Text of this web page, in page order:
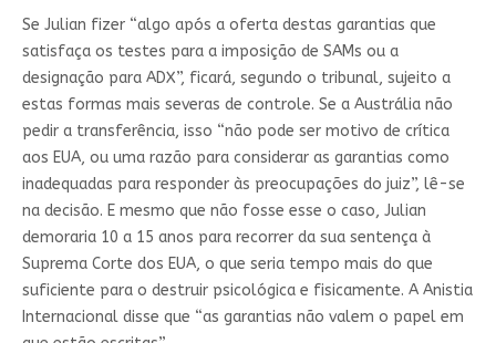
Se Julian fizer “algo após a oferta destas garantias que
satisfaça os testes para a imposição de SAMs ou a
designação para ADX”, ficará, segundo o tribunal, sujeito a
estas formas mais severas de controle. Se a Austrália não
pedir a transferência, isso “não pode ser motivo de crítica
aos EUA, ou uma razão para considerar as garantias como
inadequadas para responder às preocupações do juiz”, lê-se
na decisão. E mesmo que não fosse esse o caso, Julian
demoraria 10 a 15 anos para recorrer da sua sentença à
Suprema Corte dos EUA, o que seria tempo mais do que
suficiente para o destruir psicológica e fisicamente. A Anistia
Internacional disse que “as garantias não valem o papel em